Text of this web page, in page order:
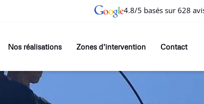
4.8/5 basés sur 628
Nos réalisations Zones d’intervention Contact